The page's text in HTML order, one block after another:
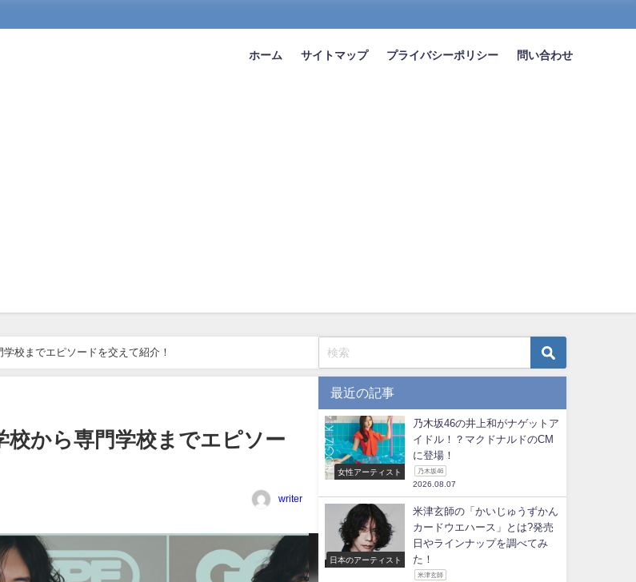
ホーム サイトマップ プライバシーポリシー 問い合わせ
校までエピソードを交えて紹介！
校から専門学校までエピソー
writer
最近の記事
女性アーティスト
乃木坂46の井上和がナゲットア
イドル！？マクドナルドのCM
に登場！
乃木坂46
2026.08.07
日本のアーティスト
米津玄師の「かいじゅうずかん
カードウエハース」とは?発売
日やラインナップを調べてみ
た！
米津玄師